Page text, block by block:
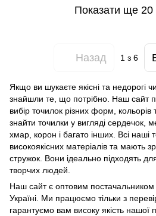
Показати ще 20
Назад 1з 6
Якщо ви шукаєте якісні та недорогі
знайшли те, що потрібно. Наш сайт
вибір точилок різних форм,
знайти точилки у вигляді сердечок,
хмар, корон і багато інших. Всі наші
високоякісних матеріалів та мають
стружок. Вони ідеально підходять
творчих людей.
Наш сайт є оптовим постачальником
Україні. Ми працюємо тільки з
гарантуємо вам високу якість нашої